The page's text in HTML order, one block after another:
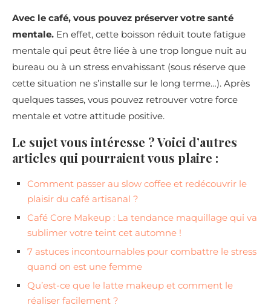
Avec le café, vous pouvez préserver votre santé
mentale. En effet, cette boisson réduit toute fatigue
mentale qui peut être liée à une trop longue nuit au
bureau ou à un stress envahissant (sous réserve que
cette situation ne s’installe sur le long terme…). Après
quelques tasses, vous pouvez retrouver votre force
mentale et votre attitude positive.
Le sujet vous intéresse ? Voici d’autres
articles qui pourraient vous plaire :
Comment passer au slow coffee et redécouvrir le
plaisir du café artisanal ?
Café Core Makeup : La tendance maquillage qui va
sublimer votre teint cet automne !
7 astuces incontournables pour combattre le stress
quand on est une femme
Qu’est-ce que le latte makeup et comment le
réaliser facilement ?